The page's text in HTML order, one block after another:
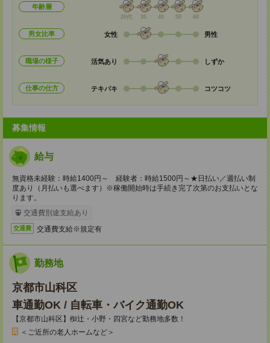
年齢層
20代 30 40 50 60
男女比率 女性 男性
職場の様子 活気あり しずか
仕事の仕方 テキパキ コツコツ
募集情報
給与
無資格未経験：時給1400円～ 経験者：時給1500円～★日払い／週払い制
度あり（月払いも選べます）※稼働開始時は手続き完了次第のお支払いとな
ります。
交通費別途支給あり
交通費 交通費支給※規定有
勤務地
京都市山科区
車通勤OK / 自転車・バイク通勤OK
【京都市山科区】椥辻・小野・四宮など勤務地多数！
＜ご近所の老人ホームなど＞